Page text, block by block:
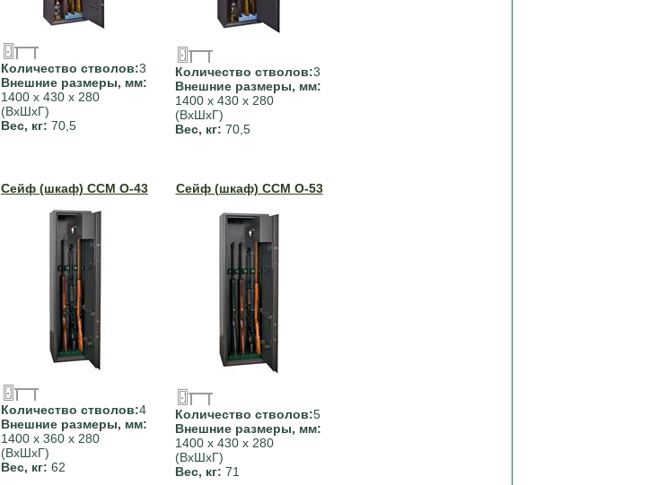
Количество стволов:3
Внешние размеры, мм:
1400 х 430 х 280
(ВхШхГ)
Вес, кг: 70,5
Количество стволов:3
Внешние размеры, мм:
1400 х 430 х 280
(ВхШхГ)
Вес, кг: 70,5
Сейф (шкаф) ССМ О-43
Количество стволов:4
Внешние размеры, мм:
1400 х 360 х 280
(ВхШхГ)
Вес, кг: 62
Сейф (шкаф) ССМ О-53
Количество стволов:5
Внешние размеры, мм:
1400 х 430 х 280
(ВхШхГ)
Вес, кг: 71